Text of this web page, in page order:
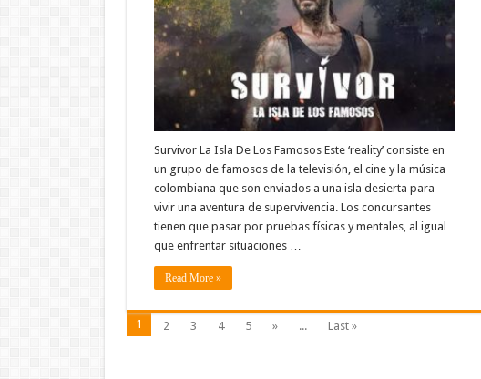
Survivor La Isla De Los Famosos Este ‘reality’ consiste en
un grupo de famosos de la televisión, el cine y la música
colombiana que son enviados a una isla desierta para
vivir una aventura de supervivencia. Los concursantes
tienen que pasar por pruebas físicas y mentales, al igual
que enfrentar situaciones …
Read More »
1 2 3 4 5 » ... Last »